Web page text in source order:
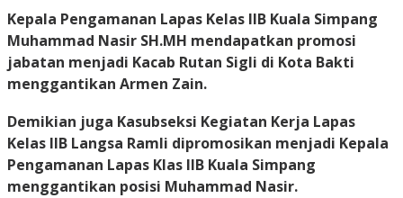
Kepala Pengamanan Lapas Kelas IIB Kuala Simpang
Muhammad Nasir SH.MH mendapatkan promosi
jabatan menjadi Kacab Rutan Sigli di Kota Bakti
menggantikan Armen Zain.
Demikian juga Kasubseksi Kegiatan Kerja Lapas
Kelas IIB Langsa Ramli dipromosikan menjadi Kepala
Pengamanan Lapas Klas IIB Kuala Simpang
menggantikan posisi Muhammad Nasir.